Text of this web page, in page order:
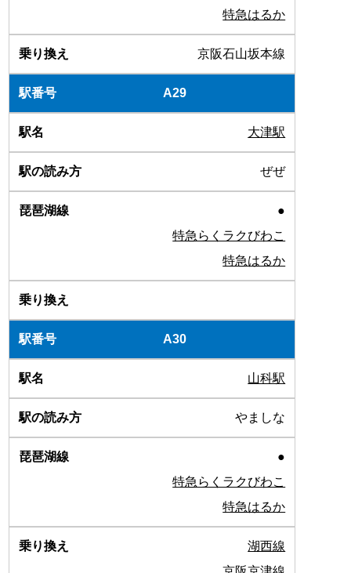
特急はるか
京阪石山坂本線
A29
大津駅
ぜぜ
●
特急らくラクびわこ
特急はるか
A30
山科駅
やましな
●
特急らくラクびわこ
特急はるか
湖西線